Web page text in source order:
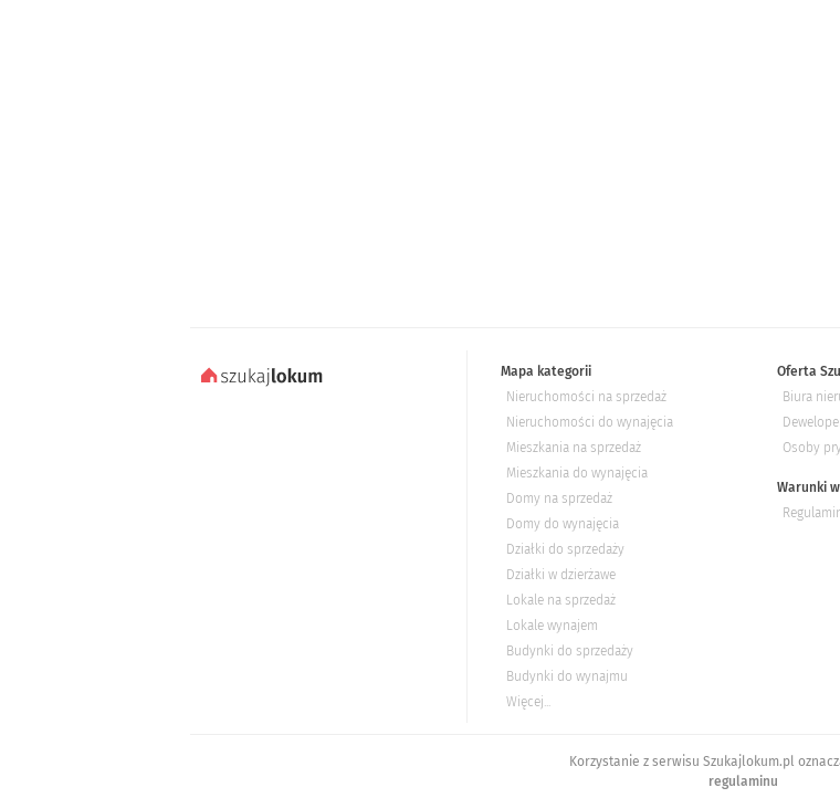
Mapa kategorii
Nieruchomości na sprzedaż
Nieruchomości do wynajęcia
Mieszkania na sprzedaż
Mieszkania do wynajęcia
Domy na sprzedaż
Domy do wynajęcia
Działki do sprzedaży
Działki w dzierżawe
Lokale na sprzedaż
Lokale wynajem
Budynki do sprzedaży
Budynki do wynajmu
Więcej...
Oferta
Biura
Osoby
Warunki
Korzystanie z serwisu Szukajlokum.pl
regulaminu